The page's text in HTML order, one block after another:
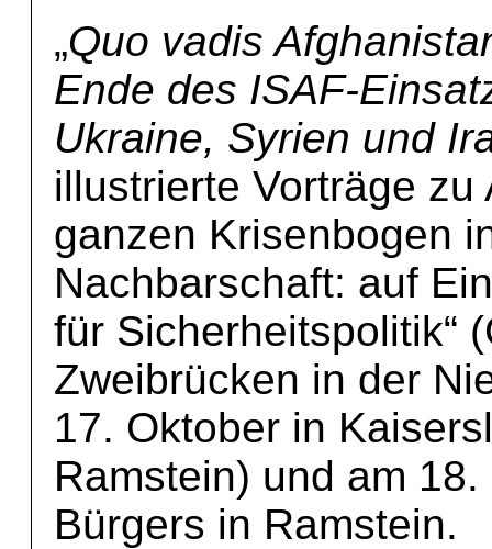
„Quo vadis
Ende des ISAF-
Ukraine, Syrien und
illustrierte Vorträge
ganzen Krisenbogen
Nachbarschaft: auf
für Sicherheitspolitik“
Zweibrücken in der
17. Oktober in
Ramstein) und am
Bürgers in Ramstein.